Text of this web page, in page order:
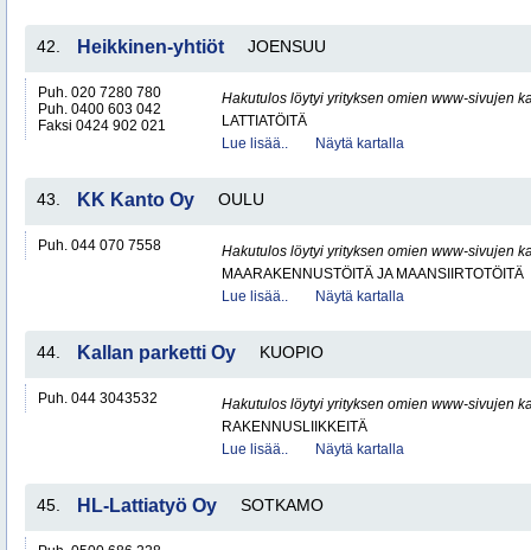
42. Heikkinen-yhtiöt JOENSUU
Puh. 020 7280 780
Puh. 0400 603 042
Faksi 0424 902 021
Hakutulos löytyi yrityksen omien www-sivujen
LATTIATÖITÄ
Lue lisää..
Näytä kartalla
43. KK Kanto Oy OULU
Puh. 044 070 7558
Hakutulos löytyi yrityksen omien www-sivujen
MAARAKENNUSTÖITÄ JA MAANSIIRTOTÖITÄ
Lue lisää..
Näytä kartalla
44. Kallan parketti Oy KUOPIO
Puh. 044 3043532
Hakutulos löytyi yrityksen omien www-sivujen
RAKENNUSLIIKKEITÄ
Lue lisää..
Näytä kartalla
45. HL-Lattiatyö Oy SOTKAMO